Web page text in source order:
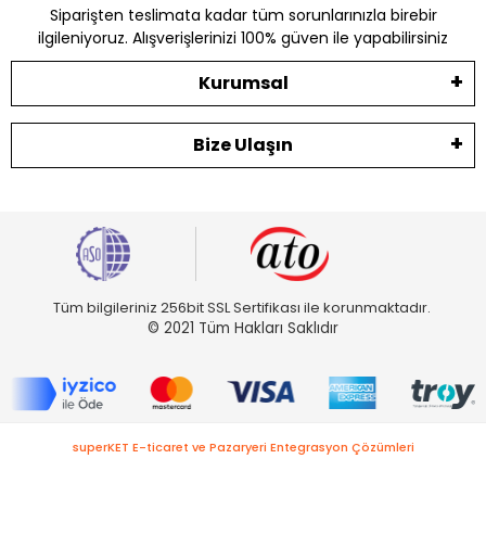
Siparişten teslimata kadar tüm sorunlarınızla birebir
ilgileniyoruz. Alışverişlerinizi 100% güven ile yapabilirsiniz
Kurumsal
Bize Ulaşın
Tüm bilgileriniz 256bit SSL Sertifikası ile korunmaktadır.
© 2021 Tüm Hakları Saklıdır
superKET E-ticaret ve Pazaryeri Entegrasyon Çözümleri